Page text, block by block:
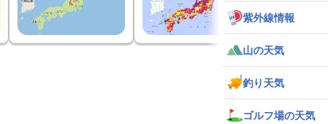
紫外線情報
山の天気
釣り天気
ゴルフ場の天気